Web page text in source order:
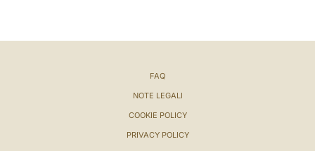
FAQ
NOTE LEGALI
COOKIE POLICY
PRIVACY POLICY